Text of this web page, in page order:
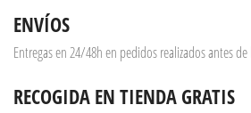
ENVÍOS
Entregas en 24/48h en pedidos realizados antes
RECOGIDA EN TIENDA GRATIS